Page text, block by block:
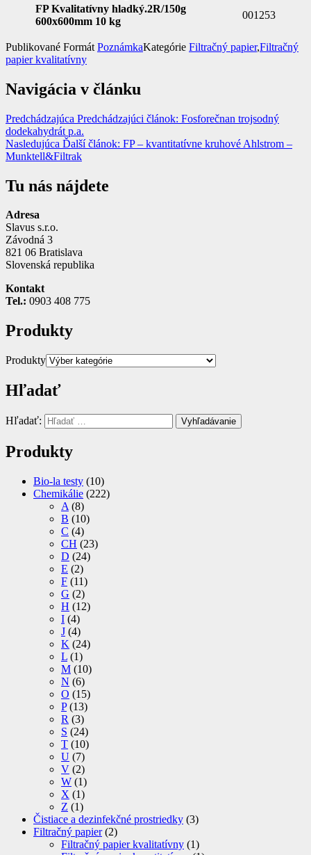
FP Kvalitatívny hladký.2R/150g
600x600mm 10 kg
001253
Publikované Formát PoznámkaKategórie Filtračný papier,Filtračný
papier kvalitatívny
Navigácia v článku
Predchádzajúca Predchádzajúci článok: Fosforečnan trojsodný
dodekahydrát p.a.
Nasledujúca Ďalší článok: FP – kvantitatívne kruhové Ahlstrom –
Munktell&Filtrak
Tu nás nájdete
Adresa
Slavus s.r.o.
Závodná 3
821 06 Bratislava
Slovenská republika
Kontakt
Tel.: 0903 408 775
Produkty
Produkty
Hľadať
Hľadať: Vyhľadávanie
Produkty
Bio-la testy (10)
Chemikálie (222)
A (8)
B (10)
C (4)
CH (23)
D (24)
E (2)
F (11)
G (2)
H (12)
I (4)
J (4)
K (24)
L (1)
M (10)
N (6)
O (15)
P(13)
R (3)
S (24)
T (10)
U (7)
V (2)
W (1)
X (1)
Z (1)
Čistiace a dezinfekčné prostriedky (3)
Filtračný papier(2)
Filtračný papier kvalitatívny (1)